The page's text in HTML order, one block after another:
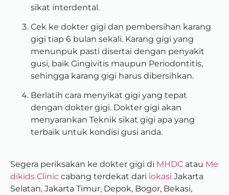
sikat interdental.
Cek ke dokter gigi dan pembersihan karang
gigi tiap 6 bulan sekali. Karang gigi yang
menunpuk pasti disertai dengan penyakit
gusi, baik Gingivitis maupun Periodontitis,
sehingga karang gigi harus dibersihkan.
Berlatih cara menyikat gigi yang tepat
dengan dokter gigi. Dokter gigi akan
menyarankan Teknik sikat gigi apa yang
terbaik untuk kondisi gusi anda.
Segera periksakan ke dokter gigi di MHDC atau Me
dikids Clinic cabang terdekat dari lokasi Jakarta
Selatan, Jakarta Timur, Depok, Bogor, Bekasi,